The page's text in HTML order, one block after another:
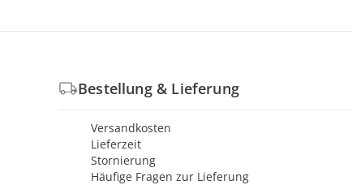
Bestellung & Lieferung
Versandkosten
Lieferzeit
Stornierung
Häufige Fragen zur Lieferung